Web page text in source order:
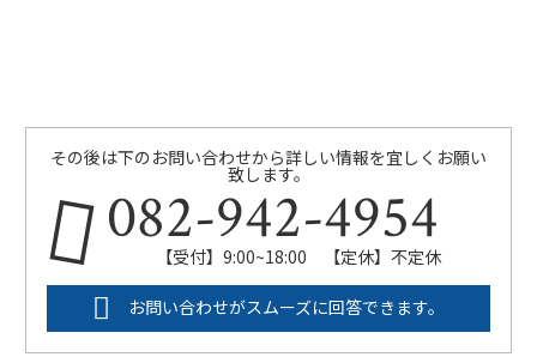
その後は下のお問い合わせから詳しい情報を宜しくお願い
致します。
082-942-4954
【受付】9:00~18:00 【定休】不定休
お問い合わせがスムーズに回答できます。